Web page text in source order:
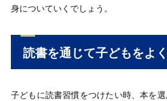
身についていくでしょう。
読書を通じて子どもをよ
子どもに読書習慣をつけたい時、本を